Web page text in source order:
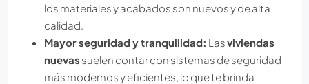
los materiales y acabados son nuevos y de alta
calidad.
Mayor seguridad y tranquilidad: Lasviviendas
nuevas suelen contar con sistemas de seguridad
más modernos y eficientes, lo que te brinda